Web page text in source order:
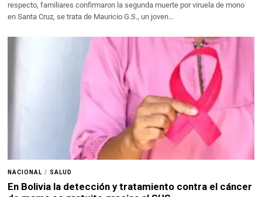
respecto, familiares confirmaron la segunda muerte por viruela de mono
en Santa Cruz, se trata de Mauricio G.S., un joven…
NACIONAL / SALUD
En Bolivia la detección y tratamiento contra el cáncer